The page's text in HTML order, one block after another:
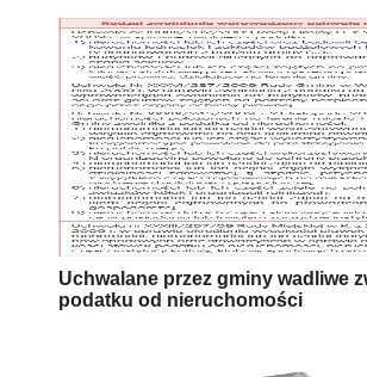
Uchwalane przez gminy wadliwe
podatku od nieruchomości